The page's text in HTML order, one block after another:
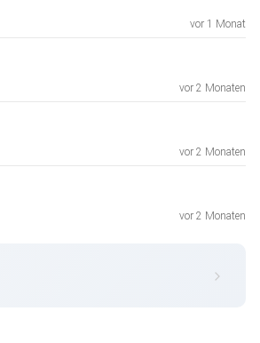
vor 1 Monat
vor 2 Monaten
vor 2 Monaten
vor 2 Monaten